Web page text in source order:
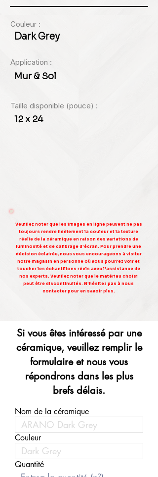
Couleur :
Dark Grey
Application :
Mur & Sol
Taille disponible (pouce) :
12 x 24
Veuillez noter que les images en ligne peuvent ne pas
toujours rendre fidèlement la couleur et la texture
réelle de la céramique en raison des variations de
luminosité et de calibrage d'écran. Pour prendre une
décision éclairée, nous vous encourageons à visiter
notre magasin en personne où vous pourrez voir et
toucher les échantillons réels avec l'assistance de
nos experts. Veuillez noter que le matériau choisi
peut être discontinuités. N'hésitez pas à nous
contacter pour en savoir plus.
Si vous êtes intéressé par une
céramique, veuillez remplir le
formulaire et nous vous
répondrons dans les plus
brefs délais.
Nom de la céramique
Couleur
Quantité